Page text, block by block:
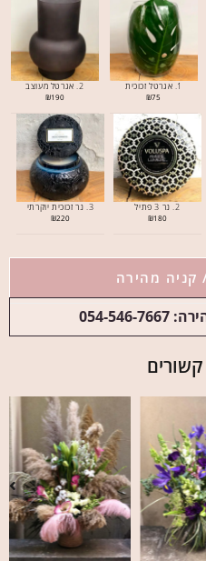
1. אגרטל זכוכית
₪75
2. אגרטל מעוצב
₪190
2. נר 3 פתיל
₪180
3. נר זכוכית יוקרתי
₪220
קניה מהירה
7667